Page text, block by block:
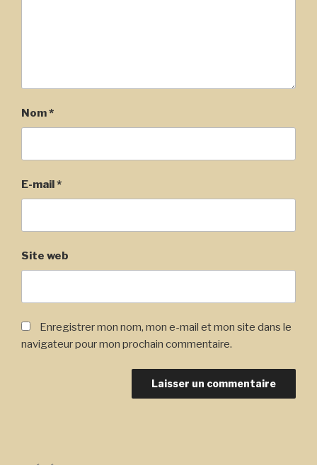
Nom*
E-mail*
Site web
Enregistrer mon nom, mon e-mail et mon site dans le
navigateur pour mon prochain commentaire.
Navigation